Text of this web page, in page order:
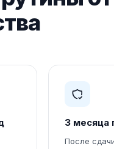
3 месяца
После